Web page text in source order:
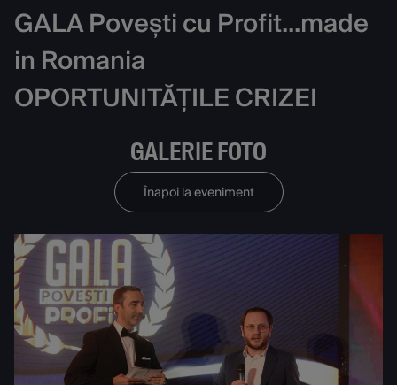
GALA Povești cu Profit...made
in Romania
OPORTUNITĂȚILE CRIZEI
GALERIE FOTO
Înapoi la eveniment